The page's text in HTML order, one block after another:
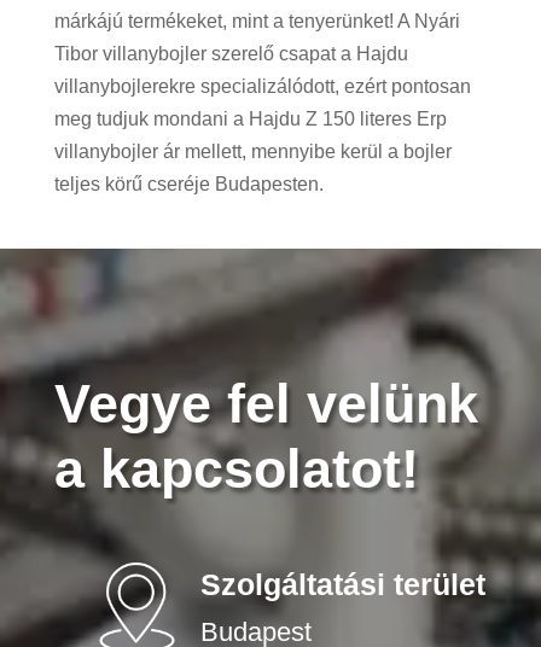
márkájú termékeket, mint a tenyerünket! A Nyári
Tibor villanybojler szerelő csapat a Hajdu
villanybojlerekre specializálódott, ezért pontosan
meg tudjuk mondani a Hajdu Z 150 literes Erp
villanybojler ár mellett, mennyibe kerül a bojler
teljes körű cseréje Budapesten.
Vegye fel velünk
a kapcsolatot!
Szolgáltatási terület
Budapest